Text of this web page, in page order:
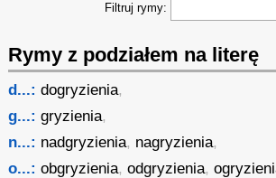
Filtruj rymy:
Rymy z podziałem na literę
d...: dogryzienia,
g...: gryzienia,
n...: nadgryzienia, nagryzienia,
o...: obgryzienia,odgryzienia,